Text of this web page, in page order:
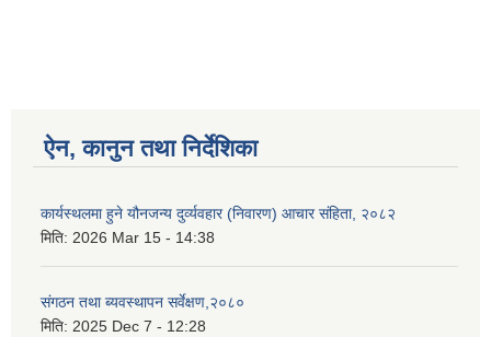
ऐन, कानुन तथा निर्देशिका
कार्यस्थलमा हुने यौनजन्य दुर्व्यवहार (निवारण) आचार संहिता, २०८२
मिति: 2026 Mar 15 - 14:38
संगठन तथा ब्यवस्थापन सर्वेक्षण,२०८०
मिति: 2025 Dec 7 - 12:28